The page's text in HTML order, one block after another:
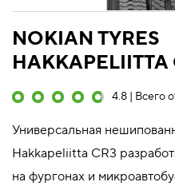
NOKIAN TYRES
HAKKAPELIITTA
4.8 | Всего
Универсальная
Hakkapeliitta CR3
на фургонах и